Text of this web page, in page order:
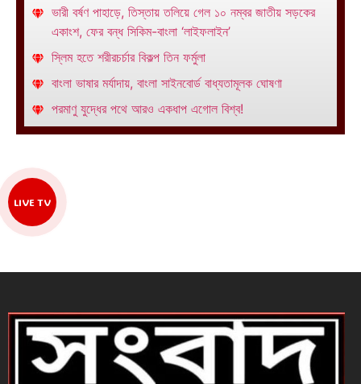
ভারী বর্ষণ পাহাড়ে, তিস্তায় তলিয়ে গেল ১০ নম্বর জাতীয় সড়কের
একাংশ, ফের বন্ধ সিকিম-বাংলা ‘লাইফলাইন’
স্লিম হতে শরীরচর্চার বিকল্প তিন ফর্মুলা
বাংলা ভাষার মর্যাদায়, বাংলা সাইনবোর্ড বাধ্যতামূলক ঘোষণা
পরমাণু যুদ্ধের পথে আরও একধাপ এগোল বিশ্ব!
LIVE TV